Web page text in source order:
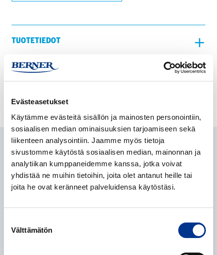
Evästeasetukset
Käytämme evästeitä sisällön ja mainosten personointiin,
sosiaalisen median ominaisuuksien tarjoamiseen sekä
liikenteen analysointiin. Jaamme myös tietoja
sivustomme käytöstä sosiaalisen median, mainonnan ja
analytiikan kumppaneidemme kanssa, jotka voivat
yhdistää ne muihin tietoihin, joita olet antanut heille tai
joita he ovat keränneet palveluidensa käytöstäsi.
valinta
Välttämätön
TUOTETIEDOT
LATAUKSET
Terhi Salo